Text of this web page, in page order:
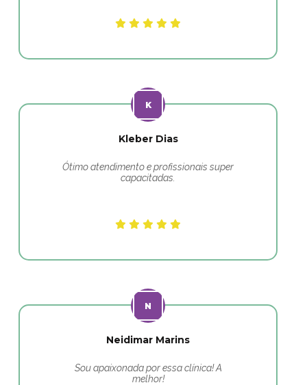
Kleber Dias
Ótimo atendimento e profissionais super
capacitadas.
Neidimar Marins
Sou apaixonada por essa clínica! A
melhor!